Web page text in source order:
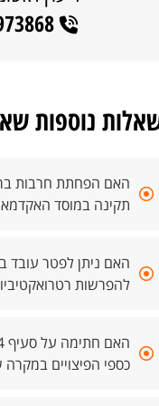
077-9973868
נוספות
האם הפחתת חרבות
תקינה במוסד
האם ניתן לפטר עובד
להפרשות
כספי הפיצויים במקרה